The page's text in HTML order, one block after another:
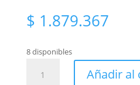
$ 1.879.367
8 disponibles
BOSE
Añadir al